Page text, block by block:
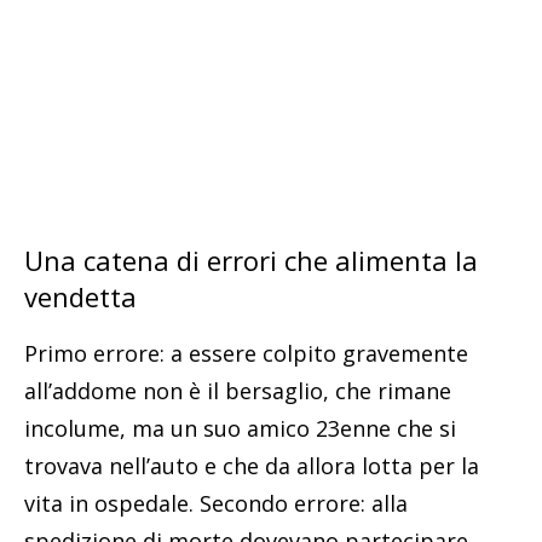
Una catena di errori che alimenta la
vendetta
Primo errore: a essere colpito gravemente
all’addome non è il bersaglio, che rimane
incolume, ma un suo amico 23enne che si
trovava nell’auto e che da allora lotta per la
vita in ospedale. Secondo errore: alla